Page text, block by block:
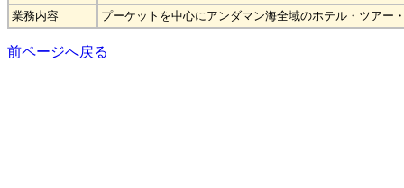
業務内容
プーケットを中心にアンダマン海全域のホテル・ツアー
前ページへ戻る